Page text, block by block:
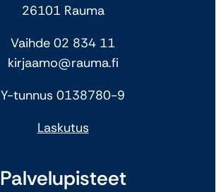
26101 Rauma
Vaihde 02 834 11
kirjaamo@rauma.fi
Y-tunnus 0138780-9
Laskutus
Palvelupisteet